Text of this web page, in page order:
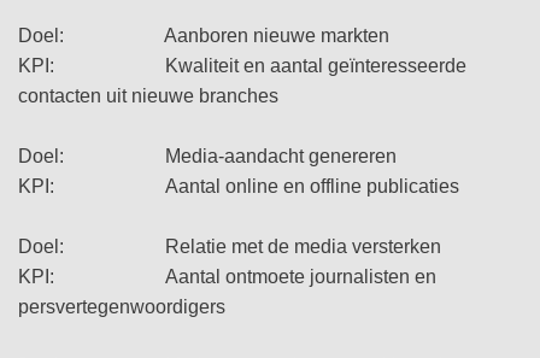
Doel: Aanboren nieuwe markten
KPI: Kwaliteit en aantal geïnteresseerde
contacten uit nieuwe branches
Doel: Media-aandacht genereren
KPI: Aantal online en offline publicaties
Doel: Relatie met de media versterken
KPI: Aantal ontmoete journalisten en
persvertegenwoordigers